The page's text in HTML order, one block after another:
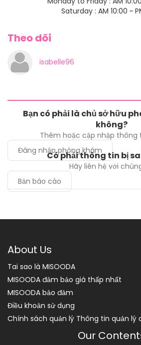
Saturday : AM 10:00 ~
Theo dõi
isabelle96
Bạn có phải là chủ sở hữu
không?
Thêm hoặc cập nhập thông
Đăng nhập phòng khám
Có phải thông tin bị
Hãy liên hệ với
Bản báo cáo
About Us
Tai sao là MISOODA
MISOODA đảm bảo giá thấp nhất
MISOODA bảo đảm
Điều khoản sử dụng
Chính sách quản lý Thông tin quản lý
Our